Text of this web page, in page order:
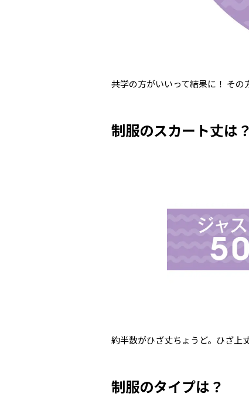
共学の方がいいって結果に！ その
制服のスカート丈は？
約半数がひざ丈ちょうど。ひざ上
制服のタイプは？